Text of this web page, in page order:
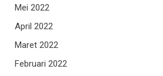
Mei 2022
April 2022
Maret 2022
Februari 2022